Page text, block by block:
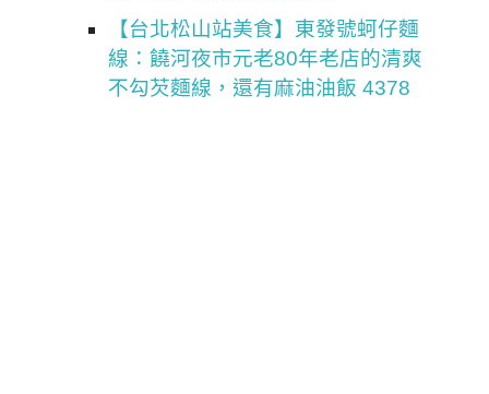
【台北松山站美食】東發號蚵仔麵
線：饒河夜市元老80年老店的清爽
不勾芡麵線，還有麻油油飯 4378